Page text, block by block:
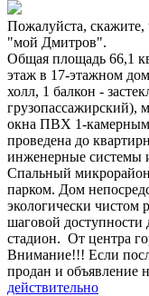
Пожалуйста, скажите,
"мой Дмитров".
Общая площадь 66,1
этаж в 17-этажном
холл, 1 балкон -
грузопассажирский),
окна ПВХ 1-камерным
проведена до
инженерные системы
Спальный микрорайон
парком. Дом
экологически чистом
шаговой доступности
стадион. От центра
Внимание!!! Если
продан и объявление
действительно